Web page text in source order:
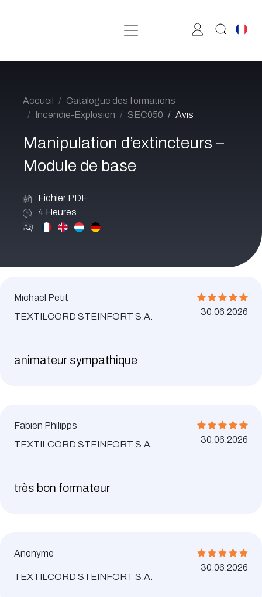
Accueil
Catalogue des formations
Incendie-Explosion
SEC050 Avis
Manipulation d’extincteurs –
Module de base
Fichier PDF
4 Heures
Michael Petit
TEXTILCORD STEINFORT S.A.
30.06.2026
animateur sympathique
Fabien Philipps
TEXTILCORD STEINFORT S.A.
30.06.2026
très bon formateur
Anonyme
TEXTILCORD STEINFORT S.A.
30.06.2026